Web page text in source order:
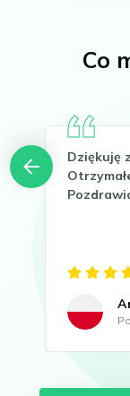
Co
Dziękuję